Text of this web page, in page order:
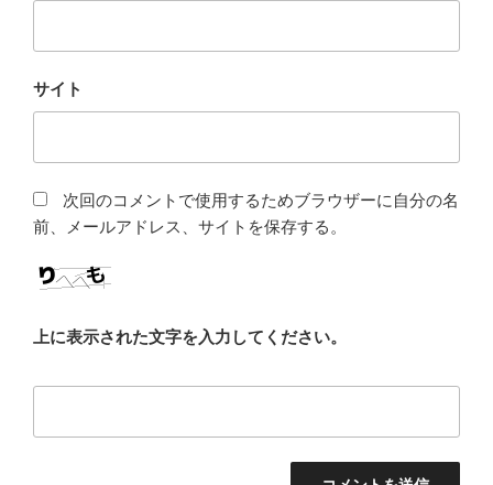
サイト
次回のコメントで使用するためブラウザーに自分の名
前、メールアドレス、サイトを保存する。
上に表示された文字を入力してください。